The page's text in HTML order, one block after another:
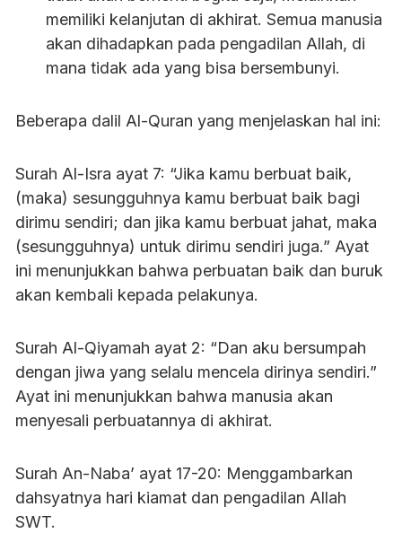
memiliki kelanjutan di akhirat. Semua manusia
akan dihadapkan pada pengadilan Allah, di
mana tidak ada yang bisa bersembunyi.
Beberapa dalil Al-Quran yang menjelaskan hal ini:
Surah Al-Isra ayat 7: “Jika kamu berbuat baik,
(maka) sesungguhnya kamu berbuat baik bagi
dirimu sendiri; dan jika kamu berbuat jahat, maka
(sesungguhnya) untuk dirimu sendiri juga.” Ayat
ini menunjukkan bahwa perbuatan baik dan buruk
akan kembali kepada pelakunya.
Surah Al-Qiyamah ayat 2: “Dan aku bersumpah
dengan jiwa yang selalu mencela dirinya sendiri.”
Ayat ini menunjukkan bahwa manusia akan
menyesali perbuatannya di akhirat.
Surah An-Naba’ ayat 17-20: Menggambarkan
dahsyatnya hari kiamat dan pengadilan Allah
SWT.